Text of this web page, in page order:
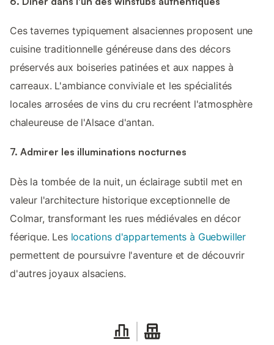
Ces tavernes typiquement alsaciennes proposent une
cuisine traditionnelle généreuse dans des décors
préservés aux boiseries patinées et aux nappes à
carreaux. L'ambiance conviviale et les spécialités
locales arrosées de vins du cru recréent l'atmosphère
chaleureuse de l'Alsace d'antan.
7. Admirer les illuminations nocturnes
Dès la tombée de la nuit, un éclairage subtil met en
valeur l'architecture historique exceptionnelle de
Colmar, transformant les rues médiévales en décor
féerique. Les locations d'appartements à Guebwiller
permettent de poursuivre l'aventure et de découvrir
d'autres joyaux alsaciens.